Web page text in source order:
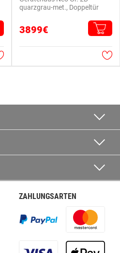
quarzgrau-met., Doppeltür
3899€
ZAHLUNGSARTEN